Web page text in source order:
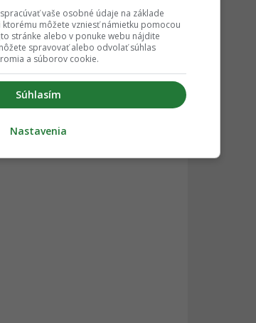
vaše osobné údaje na základe
môžete vzniesť námietku pomocou
stránke alebo v ponuke webu nájdite
spravovať alebo odvolať súhlas
a súborov cookie.
Súhlasím
Nastavenia